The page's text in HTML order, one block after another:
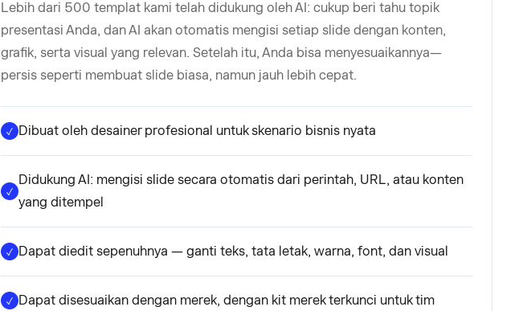
Lebih dari 500 templat kami telah didukung oleh AI: cukup beri tahu topik
presentasi Anda, dan AI akan otomatis mengisi setiap slide dengan konten,
grafik, serta visual yang relevan. Setelah itu, Anda bisa menyesuaikannya—
persis seperti membuat slide biasa, namun jauh lebih cepat.
Dibuat oleh desainer profesional untuk skenario bisnis nyata
Didukung AI: mengisi slide secara otomatis dari perintah, URL, atau konten
yang ditempel
Dapat diedit sepenuhnya — ganti teks, tata letak, warna, font, dan visual
Dapat disesuaikan dengan merek, dengan kit merek terkunci untuk tim